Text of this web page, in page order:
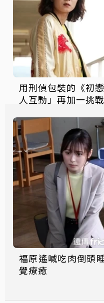
用刑偵包裝的《初
人互動」再加一挑戰
福原遙喊吃肉倒頭
覺療癒